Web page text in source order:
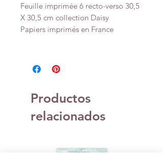
Feuille imprimée 6 recto-verso 30,5
X 30,5 cm collection Daisy
Papiers imprimés en France
Productos
relacionados